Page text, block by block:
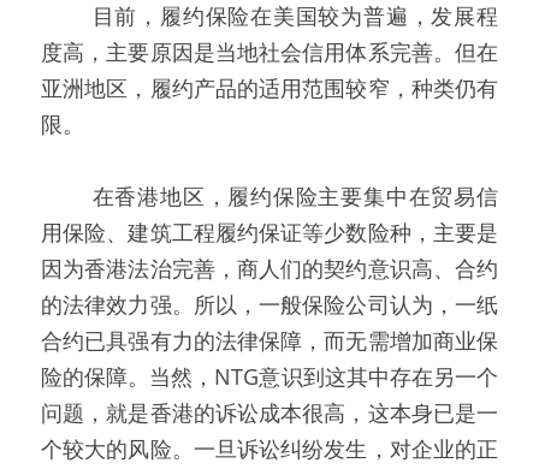
目前，履约保险在美国较为普遍，发展程
度高，主要原因是当地社会信用体系完善。但在
亚洲地区，履约产品的适用范围较窄，种类仍有
限。
在香港地区，履约保险主要集中在贸易信
用保险、建筑工程履约保证等少数险种，主要是
因为香港法治完善，商人们的契约意识高、合约
的法律效力强。所以，一般保险公司认为，一纸
合约已具强有力的法律保障，而无需增加商业保
险的保障。当然，NTG意识到这其中存在另一个
问题，就是香港的诉讼成本很高，这本身已是一
个较大的风险。一旦诉讼纠纷发生，对企业的正